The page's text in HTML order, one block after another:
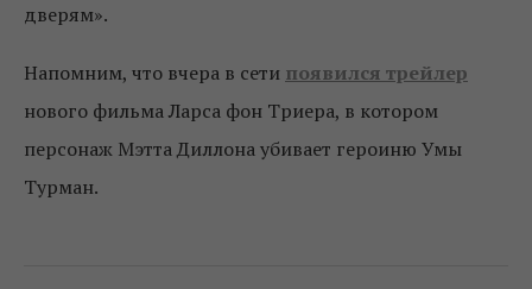
дверям».
Напомним, что вчера в сети появился трейлер
нового фильма Ларса фон Триера, в котором
персонаж Мэтта Диллона убивает героиню Умы
Турман.